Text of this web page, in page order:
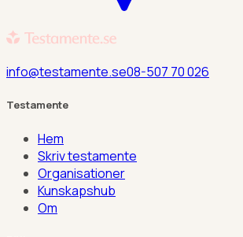
info@testamente.se08-507 70 026
Testamente
Hem
Skriv testamente
Organisationer
Kunskapshub
Om